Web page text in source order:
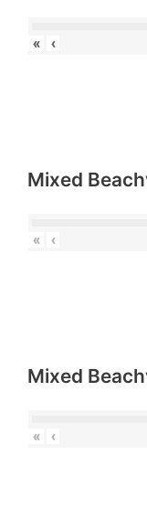
« ‹
Mixed
« ‹
Mixed
« ‹